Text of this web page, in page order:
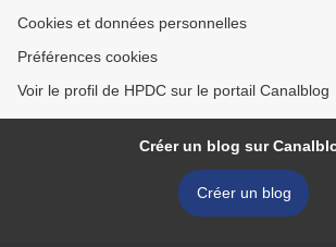
Cookies et données personnelles
Préférences cookies
Voir le profil de HPDC sur le portail Canalblog
Créer un blog sur
Créer un blog